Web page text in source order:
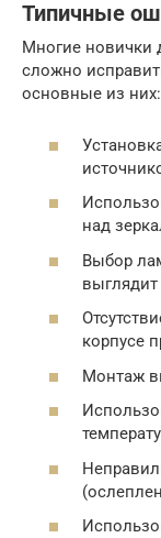
Типичные
Многие новички
сложно
основные из них:
над
Выбор
корпусе
Монтаж